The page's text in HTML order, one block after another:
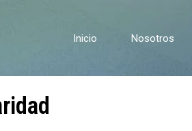
Inicio Nosotros